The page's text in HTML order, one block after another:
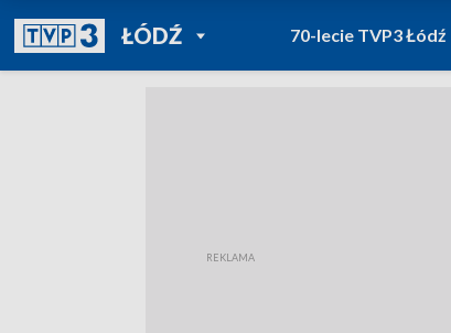
ŁÓDŹPOWRÓT DO
TVP REGIONY
70-lecie TVP3 Łódź